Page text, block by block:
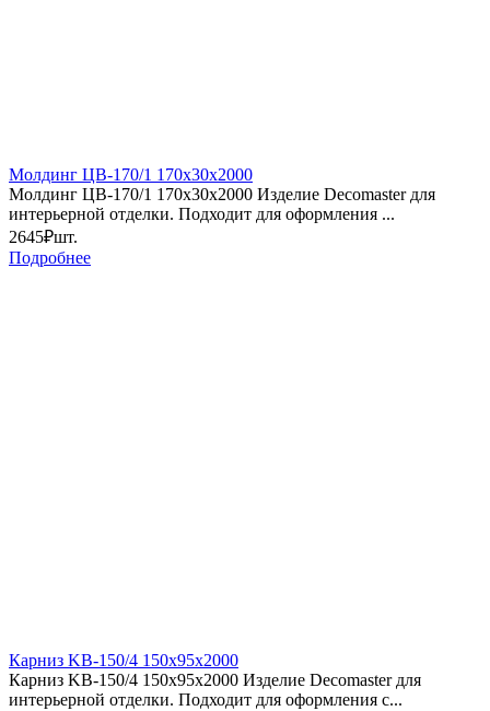
Молдинг ЦB-170/1 170х30х2000
Молдинг ЦB-170/1 170х30х2000 Изделие Decomaster для
интерьерной отделки. Подходит для оформления ...
2645₽шт.
Подробнее
Карниз KB-150/4 150х95х2000
Карниз KB-150/4 150х95х2000 Изделие Decomaster для
интерьерной отделки. Подходит для оформления с...